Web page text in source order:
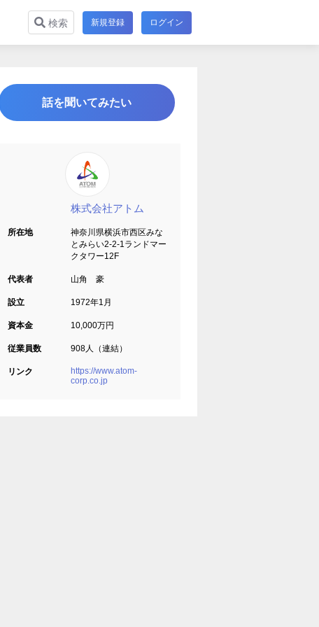
検索 新規登録 ログイン
話を聞いてみたい
株式会社アトム
所在地
神奈川県横浜市西区みな
とみらい2-2-1ランドマー
クタワー12F
代表者 山角 豪
設立 1972年1月
資本金 10,000万円
従業員数 908人（連結）
リンク
https://www.atom-
corp.co.jp